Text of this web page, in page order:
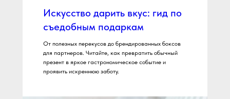
Искусство дарить вкус: гид по
съедобным подаркам
От полезных перекусов до брендированных боксов
для партнеров. Читайте, как превратить обычный
презент в яркое гастрономическое событие и
проявить искреннюю заботу.